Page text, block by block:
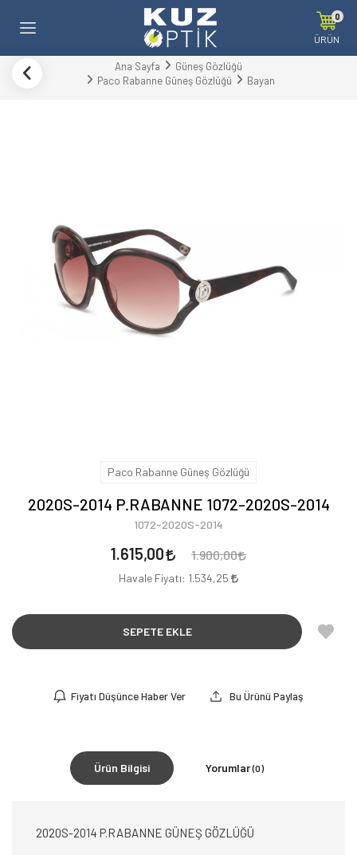
0
ÜRÜN
Ana Sayfa
Güneş Gözlüğü
Paco Rabanne Güneş Gözlüğü
Bayan
Paco Rabanne Güneş Gözlüğü
2020S-2014 P.RABANNE 1072-2020S-2014
1072-2020S-2014
1.615,00 1.900,00
Havale Fiyatı: 1.534,25
SEPETE EKLE
Fiyatı Düşünce Haber Ver Bu Ürünü Paylaş
Ürün Bilgisi Yorumlar(0)
2020S-2014 P.RABANNE GÜNEŞ GÖZLÜĞÜ